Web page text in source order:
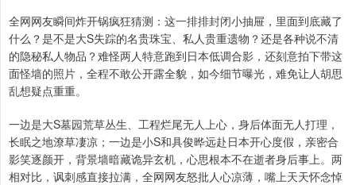
全网网友瞬间炸开锅疯狂猜测：这一排排封闭小抽屉，里面到底藏了
什么？是不是大S失踪的名贵珠宝、私人贵重遗物？还是各种说不清
的隐秘私人物品？难怪两人特意跑到日本低调合影，还刻意拍下带这
面怪墙的照片，全程不敢公开露全貌，如今细节曝光，难免让人胡思
乱想疑点重重。
一边是大S墓园荒草丛生、工程烂尾无人上心，身后体面无人打理，
长眠之地潦草凄凉；一边是小S和具俊晔远赴日本开心度假，亲密合
影笑逐颜开，背景墙暗藏诡异玄机，心思根本不在逝者身后事上。两
相对比，讽刺感直接拉满，全网网友怒批人心凉薄，嘴上天天怀念悼